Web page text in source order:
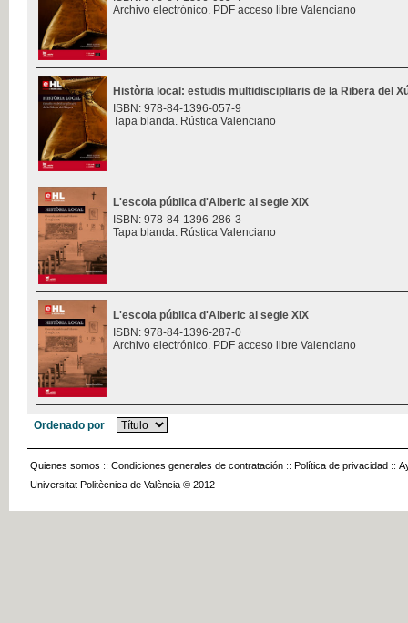
Archivo electrónico. PDF acceso libre Valenciano
Història local: estudis multidiscipliaris de la Ribera del
ISBN: 978-84-1396-057-9
Tapa blanda. Rústica Valenciano
L'escola pública d'Alberic al segle XIX
ISBN: 978-84-1396-286-3
Tapa blanda. Rústica Valenciano
L'escola pública d'Alberic al segle XIX
ISBN: 978-84-1396-287-0
Archivo electrónico. PDF acceso libre Valenciano
Ordenado por
Quienes somos :: Condiciones generales de contratación :: Política de privacidad ::
Universitat Politècnica de València © 2012